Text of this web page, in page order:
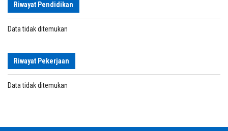
Riwayat Pendidikan
Data tidak ditemukan
Riwayat Pekerjaan
Data tidak ditemukan